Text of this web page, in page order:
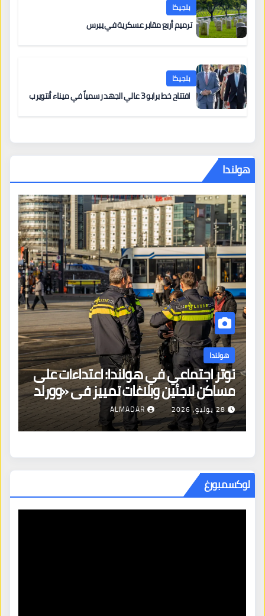
بلجيكا
ترميم أربع مقابر عسكرية في يبرس
بلجيكا
افتتاح خط برابو 3 عالي الجهد رسمياً في ميناء أنتويرب
هولندا
هولندا
توتر اجتماعي في هولندا: اعتداءات على
مساكن لاجئين وبلاغات تمييز في «وورلد
برايد»
28 يوليو، 2026 ALMADAR
لوكسمبورغ